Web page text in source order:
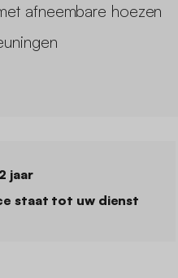
afneembare hoezen
jaar
staat tot uw dienst